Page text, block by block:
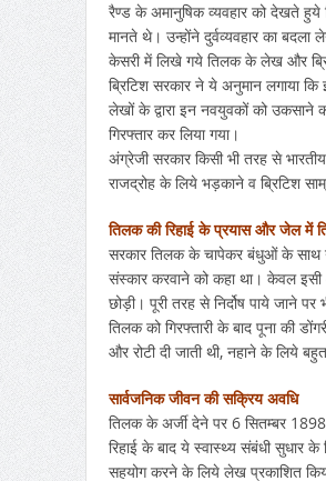
रैण्ड के अमानुषिक व्यवहार को देखते
मानते थे। उन्होंने दुर्वव्यवहार का
केसरी में लिखे गये तिलक के लेख और
ब्रिटिश सरकार ने ये अनुमान लगाया
लेखों के द्वारा इन नवयुवकों को उकसाने
गिरफ्तार कर लिया गया।
अंग्रेजी सरकार किसी भी तरह से
राजद्रोह के लिये भड़काने व ब्रिटिश
तिलक की रिहाई के प्रयास और जेल में
सरकार तिलक के चापेकर बंधुओं के साथ
संस्कार करवाने को कहा था। केवल
छोड़ी। पूरी तरह से निर्दोष पाये जाने
तिलक को गिरफ्तारी के बाद पूना की
और रोटी दी जाती थी, नहाने के लिये
सार्वजनिक जीवन की सक्रिय अवधि
तिलक के अर्जी देने पर 6 सितम्बर 1898
रिहाई के बाद ये स्वास्थ्य संबंधी सुधार
सहयोग करने के लिये लेख प्रकाशित